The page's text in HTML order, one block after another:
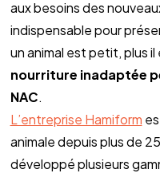
aux besoins des
indispensable pour
un animal est petit, plus
nourriture inadaptée
NAC.
L’entreprise Hamiform
animale depuis plus de
développé plusieurs